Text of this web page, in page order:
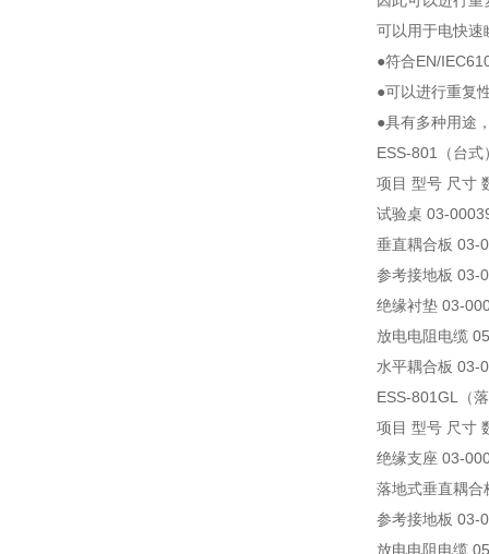
可以用于电快速
●符合EN/
●可以进行重复
●具有多种用途
ESS-801（台式
项目 型号 尺寸
试验桌 03-
垂直耦合板 03-
参考接地板 03-
绝缘衬垫 03-
放电电阻电缆
水平耦合板 03-
ESS-801GL（
项目 型号 尺寸
绝缘支座 03-
落地式垂直耦
参考接地板 03-
放电电阻电缆